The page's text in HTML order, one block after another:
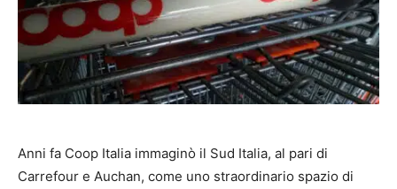
Anni fa Coop Italia immaginò il Sud Italia, al pari di
Carrefour e Auchan, come uno straordinario spazio di